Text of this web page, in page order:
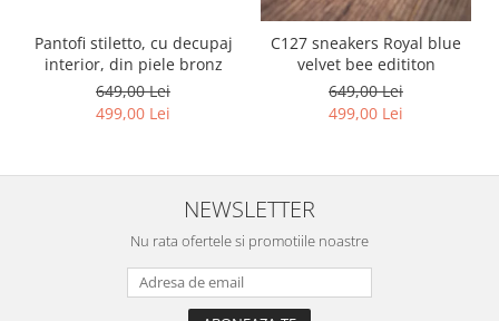
Pantofi stiletto, cu decupaj
interior, din piele bronz
649,00 Lei
499,00 Lei
C127 sneakers Royal blue
velvet bee edititon
649,00 Lei
499,00 Lei
NEWSLETTER
Nu rata ofertele si promotiile noastre